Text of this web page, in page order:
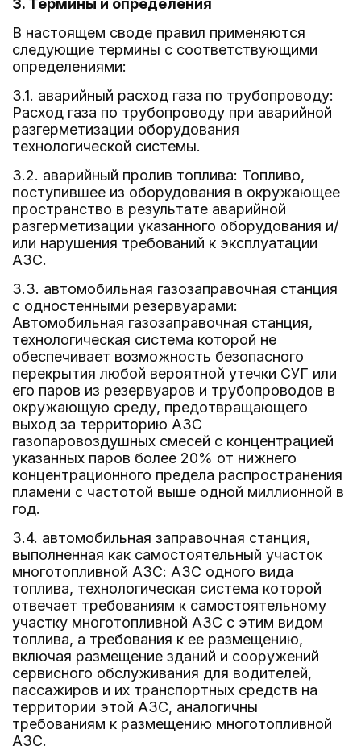
3. Термины и определения
В настоящем своде правил применяются
следующие термины с соответствующими
определениями:
3.1. аварийный расход газа по трубопроводу:
Расход газа по трубопроводу при аварийной
разгерметизации оборудования
технологической системы.
3.2. аварийный пролив топлива: Топливо,
поступившее из оборудования в окружающее
пространство в результате аварийной
разгерметизации указанного оборудования и/
или нарушения требований к эксплуатации
АЗС.
3.3. автомобильная газозаправочная станция
с одностенными резервуарами:
Автомобильная газозаправочная станция,
технологическая система которой не
обеспечивает возможность безопасного
перекрытия любой вероятной утечки СУГ или
его паров из резервуаров и трубопроводов в
окружающую среду, предотвращающего
выход за территорию АЗС
газопаровоздушных смесей с концентрацией
указанных паров более 20% от нижнего
концентрационного предела распространения
пламени с частотой выше одной миллионной в
год.
3.4. автомобильная заправочная станция,
выполненная как самостоятельный участок
многотопливной АЗС: АЗС одного вида
топлива, технологическая система которой
отвечает требованиям к самостоятельному
участку многотопливной АЗС с этим видом
топлива, а требования к ее размещению,
включая размещение зданий и сооружений
сервисного обслуживания для водителей,
пассажиров и их транспортных средств на
территории этой АЗС, аналогичны
требованиям к размещению многотопливной
АЗС.